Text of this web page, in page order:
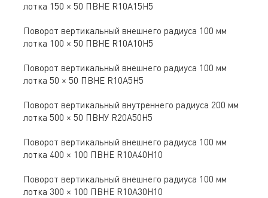
лотка 150 × 50 ПВНЕ R10A15H5
Поворот вертикальный внешнего радиуса 100 мм
лотка 100 × 50 ПВНЕ R10A10H5
Поворот вертикальный внешнего радиуса 100 мм
лотка 50 × 50 ПВНЕ R10A5H5
Поворот вертикальный внутреннего радиуса 200 мм
лотка 500 × 50 ПВНУ R20A50H5
Поворот вертикальный внешнего радиуса 100 мм
лотка 400 × 100 ПВНЕ R10A40H10
Поворот вертикальный внешнего радиуса 100 мм
лотка 300 × 100 ПВНЕ R10A30H10